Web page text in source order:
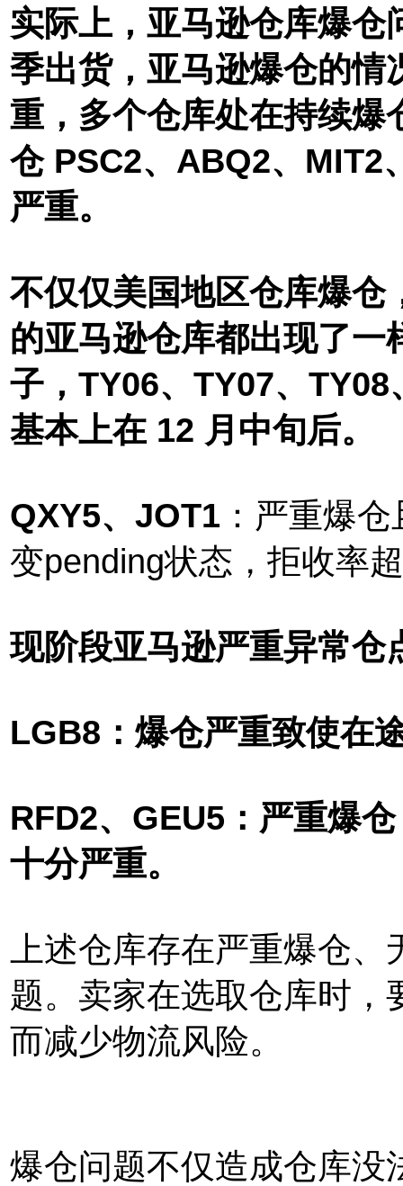
实际上， 亚马逊仓库爆仓
季出货，亚马逊爆仓的情
重，多个仓库处在持续爆
仓 PSC2、ABQ2、MIT2
严重。
不仅仅美国地区仓库爆仓
的亚马逊仓库都出现了
子， TY06、TY07、
基本上在 12 月中旬后。
QXY5、JOT1 ：严重爆
变pending状态，拒收率
现阶段亚马逊严重异常仓
LGB8 ：爆仓严重致使在
RFD2、GEU5 ：严重爆
十分严重。
上述仓库存在严重爆仓
题。卖家在选取仓库时
而减少物流风险。
爆仓问题不仅造成仓库没